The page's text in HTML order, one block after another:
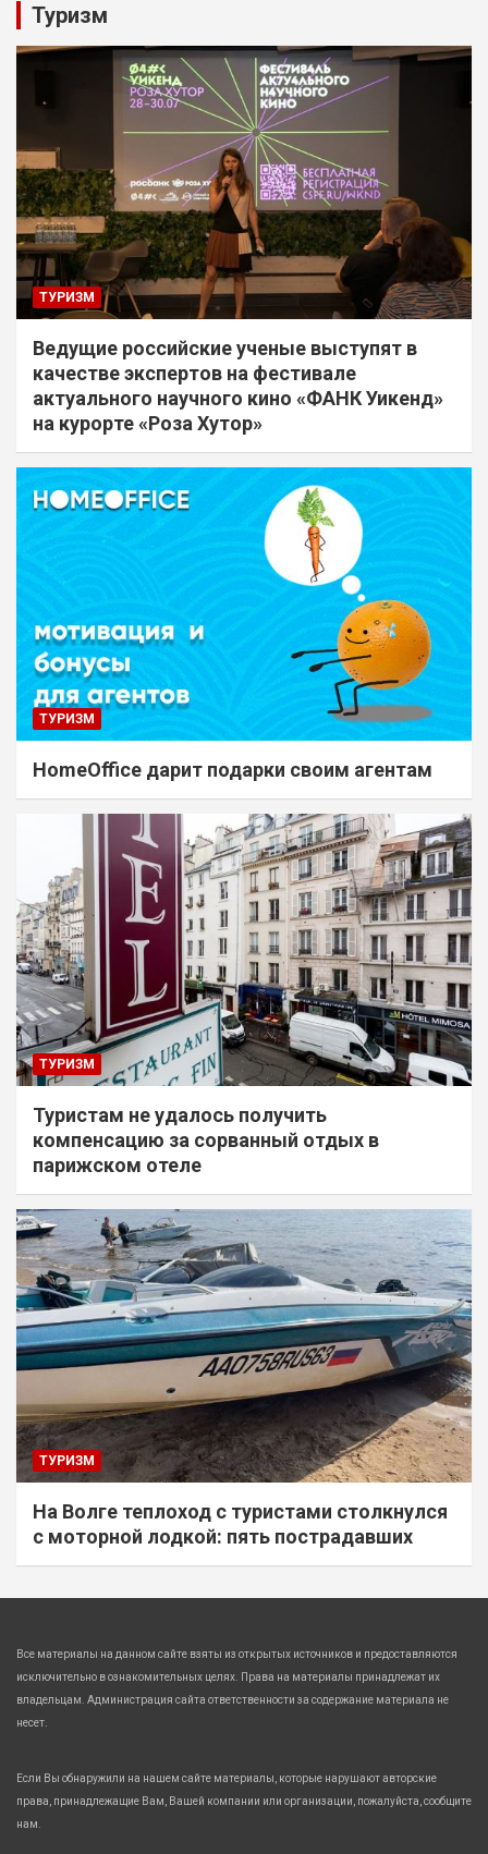
Туризм
ТУРИЗМ
Ведущие российские ученые выступят в
качестве экспертов на фестивале
актуального научного кино «ФАНК Уикенд»
на курорте «Роза Хутор»
ТУРИЗМ
HomeOffice дарит подарки своим агентам
ТУРИЗМ
Туристам не удалось получить
компенсацию за сорванный отдых в
парижском отеле
ТУРИЗМ
На Волге теплоход с туристами столкнулся
с моторной лодкой: пять пострадавших
Все материалы на данном сайте взяты из открытых источников и предоставляются
исключительно в ознакомительных целях. Права на материалы принадлежат их
владельцам. Администрация сайта ответственности за содержание материала не
несет.
Если Вы обнаружили на нашем сайте материалы, которые нарушают авторские
права, принадлежащие Вам, Вашей компании или организации, пожалуйста, сообщите
нам.